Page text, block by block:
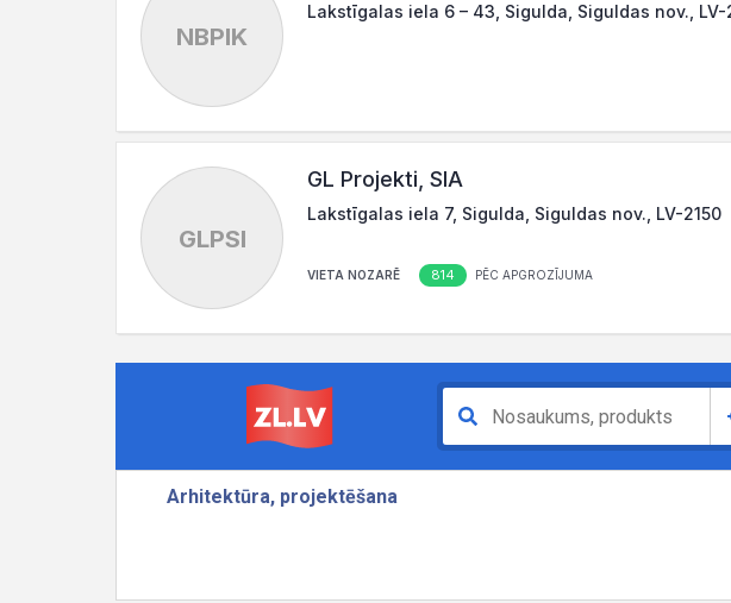
NBPIK
Lakstīgalas iela 6 – 43, Sigulda, Siguldas nov., LV-
GLPSI
GL Projekti, SIA
Lakstīgalas iela 7, Sigulda, Siguldas nov., LV-2150
VIETA NOZARĒ 814 PĒC APGROZĪJUMA